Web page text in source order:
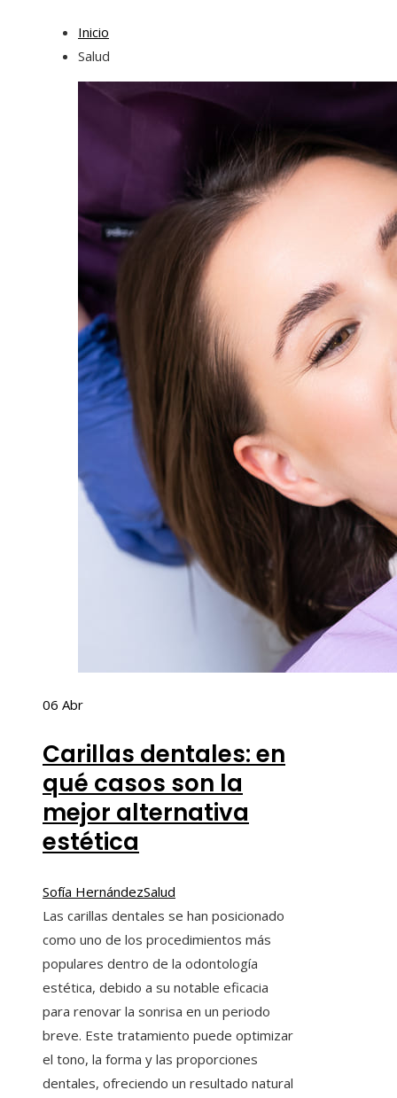
Inicio
Salud
06 Abr
Carillas dentales: en
qué casos son la
mejor alternativa
estética
Sofía HernándezSalud
Las carillas dentales se han posicionado
como uno de los procedimientos más
populares dentro de la odontología
estética, debido a su notable eficacia
para renovar la sonrisa en un periodo
breve. Este tratamiento puede optimizar
el tono, la forma y las proporciones
dentales, ofreciendo un resultado natural